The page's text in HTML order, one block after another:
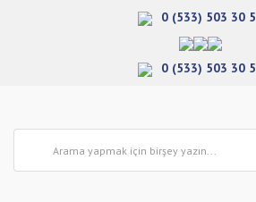
0 (533) 503 30
0 (533) 503 30